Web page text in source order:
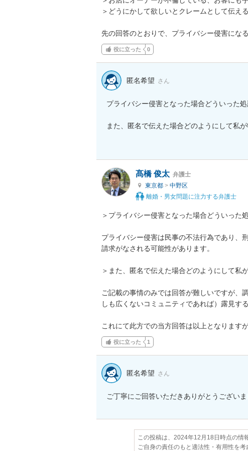
＞どうにかして欲しいとクレームとして伝え
先の回答のとおりで、プライバシー侵害にな
役に立った 0
匿名希望 さん
プライバシー侵害となった場合どういった
また、匿名で伝えた場合どのようにして私
髙橋 俊太 弁護士
東京都 > 中野区
離婚・男女問題に注力する弁護士
＞プライバシー侵害となった場合どういった
プライバシー侵害は民事の不法行為であり、
請求がなされる可能性があります。
＞また、匿名で伝えた場合どのようにして私
ご記載の事情のみでは回答が難しいですが、
しも広くないコミュニティであれば）露見す
これにて此方での当方回答は以上となります
役に立った 1
匿名希望 さん
ご丁寧にご回答いただきありがとうございま
この投稿は、2024年12月18日時点の情
ご自身の責任のもと適法性・有用性を